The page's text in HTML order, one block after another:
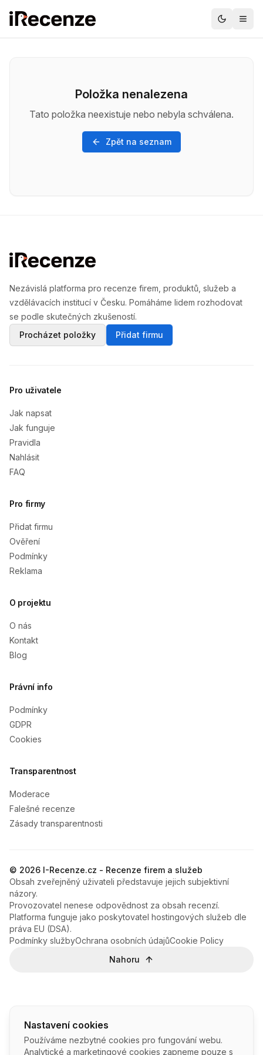
Položka nenalezena
Tato položka neexistuje nebo nebyla schválena.
Zpět na seznam
Nastavení cookies
Používáme nezbytné cookies pro fungování webu.
Analytické a marketingové cookies zapneme pouze s
Nezávislá platforma pro recenze firem, produktů, služeb a
vzdělávacích institucí v Česku. Pomáháme lidem rozhodovat
se podle skutečných zkušeností.
Procházet položky
Přidat firmu
Pro uživatele
Jak napsat
Jak funguje
Pravidla
Nahlásit
FAQ
Pro firmy
Přidat firmu
Ověření
Podmínky
Reklama
O projektu
O nás
Kontakt
Blog
Právní info
Podmínky
GDPR
Cookies
Transparentnost
Moderace
Falešné recenze
Zásady transparentnosti
© 2026 I-Recenze.cz - Recenze firem a služeb
Obsah zveřejněný uživateli představuje jejich subjektivní
názory.
Provozovatel nenese odpovědnost za obsah recenzí.
Platforma funguje jako poskytovatel hostingových služeb dle
práva EU (DSA).
Podmínky službyOchrana osobních údajůCookie Policy
Nahoru